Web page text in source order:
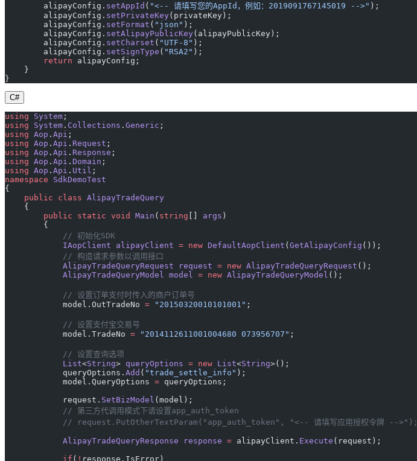
        alipayConfig.
setAppId ( "<-- 请填写您的AppId，例如：2019091767145019 -->" );
        alipayConfig.
setPrivateKey(privateKey);
        alipayConfig.
setFormat ( "json" );
        alipayConfig.
setAlipayPublicKey(alipayPublicKey);
        alipayConfig.
setCharset ( "UTF-8" );
        alipayConfig.
setSignType ( "RSA2" );
        return
alipayConfig;
    }
}
C#
using System ;
using System . Collections . Generic ;
using Aop . Api ;
using Aop . Api . Request ;
using Aop . Api . Response ;
using Aop . Api . Domain ;
using Aop . Api . Util ;
namespace SdkDemoTest
{
    public
class AlipayTradeQuery
    {
        public
static void Main ( string args )
        {
            // 初始化SDK
            IAopClient
alipayClient = new DefaultAopClient ( GetAlipayConfig ());
            // 构造请求参数以调用接口
            AlipayTradeQueryRequest
request = new AlipayTradeQueryRequest ();
            AlipayTradeQueryModel
model = new AlipayTradeQueryModel ();
            // 设置订单支付时传入的商户订单号
            model.OutTradeNo
= "20150320010101001" ;
            // 设置支付宝交易号
            model.TradeNo
= "2014112611001004680 073956707" ;
            // 设置查询选项
            List
<String> queryOptions = new List<String>();
            queryOptions.
Add ( "trade_settle_info" );
            model.QueryOptions
= queryOptions;
            request.
SetBizModel (model);
            // 第三方代调用模式下请设置app_auth_token
            // request.PutOtherTextParam("app_auth_token", "<-- 请填写应用授权令牌 -->");
            AlipayTradeQueryResponse
response = alipayClient. Execute (request);
            if
( ! response.IsError)